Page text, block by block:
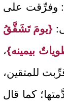
: وفرِّقت على
{يومَ تَشَقَّقُ
بيمينه}،
للمتقين،
كما قال